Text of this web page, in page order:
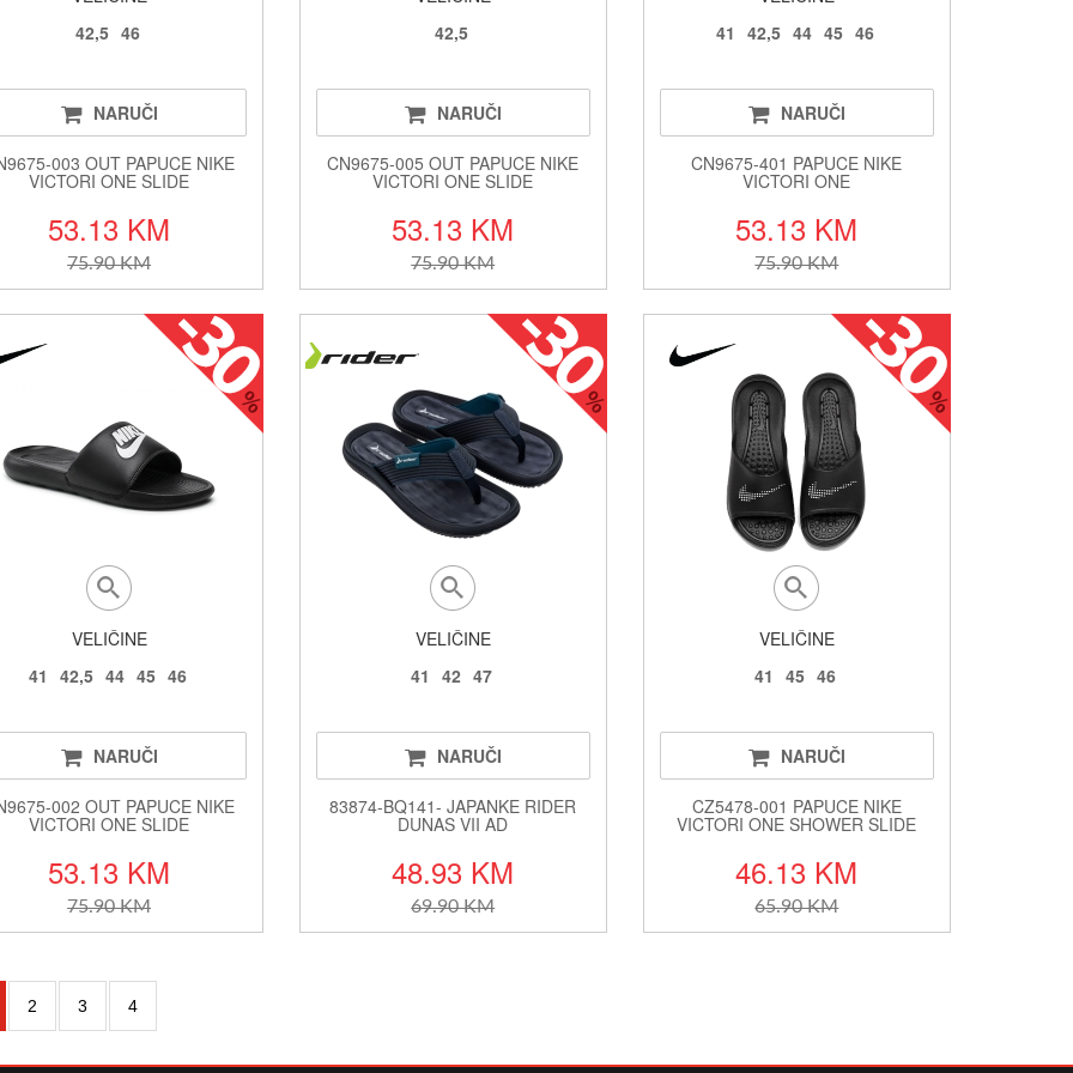
42,5 46
NARUČI
003 OUT PAPUCE NIKE
VICTORI ONE SLIDE
53.13 KM
75.90 KM
42,5
NARUČI
CN9675-005 OUT PAPUCE NIKE
VICTORI ONE SLIDE
53.13 KM
75.90 KM
41
42,5 44 45 46
NARUČI
CN9675-401 PAPUCE NIKE
VICTORI ONE
53.13 KM
75.90 KM
VELIČINE
41
42,5 44 45 46
NARUČI
002 OUT PAPUCE NIKE
VICTORI ONE SLIDE
53.13 KM
75.90 KM
VELIČINE
41
42 47
NARUČI
83874-BQ141- JAPANKE RIDER
DUNAS VII AD
48.93 KM
69.90 KM
VELIČINE
41
45 46
NARUČI
CZ5478-001 PAPUCE NIKE
VICTORI ONE SHOWER SLIDE
46.13 KM
65.90 KM
2 3 4